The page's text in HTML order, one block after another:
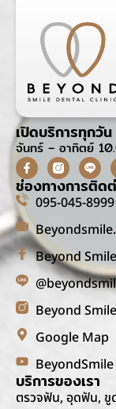
เปิดบริการทุกวัน
จันทร์ – อาทิตย์
ช่องทางการติด
095-045-8999
Beyond
Beyond
Google Map
BeyondSmile
บริการของเรา
ตรวจฟัน, อุดฟัน,